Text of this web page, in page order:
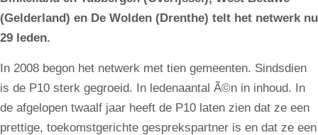
(Gelderland) en De Wolden (Drenthe) telt het netwerk nu
29 leden.
In 2008 begon het netwerk met tien gemeenten. Sindsdien
is de P10 sterk gegroeid. In ledenaantal Ã©n in inhoud. In
de afgelopen twaalf jaar heeft de P10 laten zien dat ze een
prettige, toekomstgerichte gesprekspartner is en dat ze een